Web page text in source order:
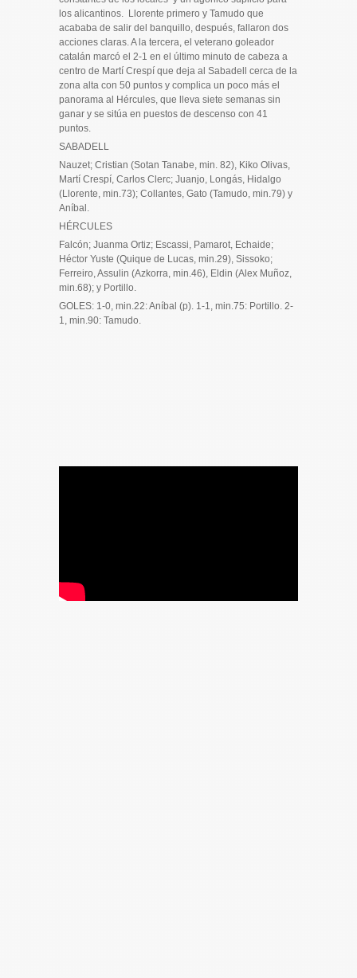
los alicantinos. Llorente primero y Tamudo que
acababa de salir del banquillo, después, fallaron dos
acciones claras. A la tercera, el veterano goleador
catalán marcó el 2-1 en el último minuto de cabeza a
centro de Martí Crespí que deja al Sabadell cerca de la
zona alta con 50 puntos y complica un poco más el
panorama al Hércules, que lleva siete semanas sin
ganar y se sitúa en puestos de descenso con 41
puntos.
SABADELL
Nauzet; Cristian (Sotan Tanabe, min. 82), Kiko Olivas,
Martí Crespí, Carlos Clerc; Juanjo, Longás, Hidalgo
(Llorente, min.73); Collantes, Gato (Tamudo, min.79) y
Aníbal.
HÉRCULES
Falcón; Juanma Ortiz; Escassi, Pamarot, Echaide;
Héctor Yuste (Quique de Lucas, min.29), Sissoko;
Ferreiro, Assulin (Azkorra, min.46), Eldin (Alex Muñoz,
min.68); y Portillo.
GOLES: 1-0, min.22: Aníbal (p). 1-1, min.75: Portillo. 2-
1, min.90: Tamudo.